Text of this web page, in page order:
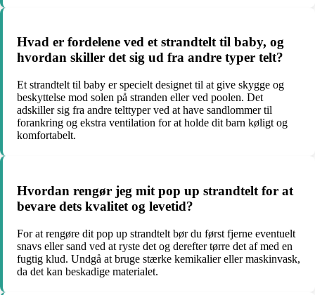
Hvad er fordelene ved et strandtelt til baby, og
hvordan skiller det sig ud fra andre typer telt?
Et strandtelt til baby er specielt designet til at give skygge og
beskyttelse mod solen på stranden eller ved poolen. Det
adskiller sig fra andre telttyper ved at have sandlommer til
forankring og ekstra ventilation for at holde dit barn køligt og
komfortabelt.
Hvordan rengør jeg mit pop up strandtelt for at
bevare dets kvalitet og levetid?
For at rengøre dit pop up strandtelt bør du først fjerne eventuelt
snavs eller sand ved at ryste det og derefter tørre det af med en
fugtig klud. Undgå at bruge stærke kemikalier eller maskinvask,
da det kan beskadige materialet.